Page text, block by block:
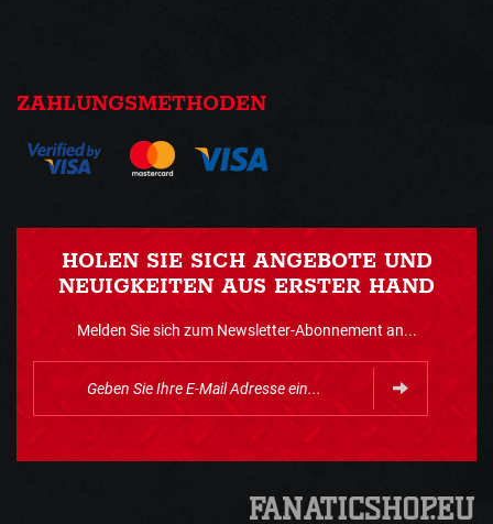
ZAHLUNGSMETHODEN
HOLEN SIE SICH ANGEBOTE UND
NEUIGKEITEN AUS ERSTER HAND
Melden Sie sich zum Newsletter-Abonnement an...